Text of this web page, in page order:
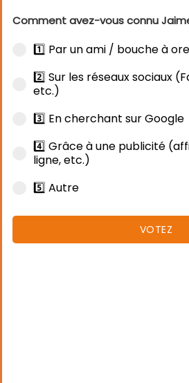
Comment avez-vous connu
1️⃣ Par un ami / bouche à
2️⃣ Sur les réseaux sociaux
etc.)
3️⃣ En cherchant sur Google
4️⃣ Grâce à une publicité
ligne, etc.)
5️⃣ Autre
VOTEZ